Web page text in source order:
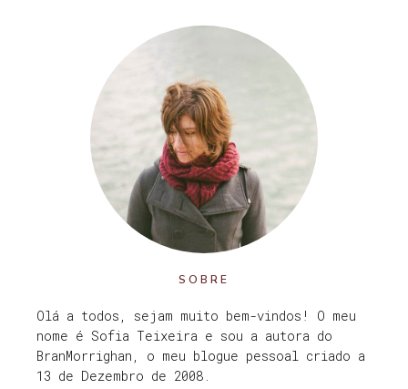
SOBRE
Olá a todos, sejam muito bem-vindos! O meu
nome é Sofia Teixeira e sou a autora do
BranMorrighan, o meu blogue pessoal criado a
13 de Dezembro de 2008.